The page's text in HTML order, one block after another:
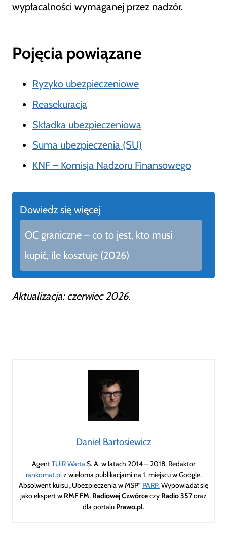
wypłacalności wymaganej przez nadzór.
Pojęcia powiązane
Ryzyko ubezpieczeniowe
Reasekuracja
Składka ubezpieczeniowa
Suma ubezpieczenia (SU)
KNF – Komisja Nadzoru Finansowego
Dowiedz się więcej
OC graniczne – co to jest, kto musi
kupić, ile kosztuje (2026)
Aktualizacja: czerwiec 2026.
Daniel Bartosiewicz
AgentTUiR WartaS. A. w latach 2014 – 2018. Redaktor
rankomat.plz wieloma publikacjami na 1. miejscu w Google.
Absolwent kursu „Ubezpieczenia w MŚP” PARP.Wypowiadał się
jako ekspert w RMF FM, Radiowej Czwórceczy Radio 357oraz
dla portalu Prawo.pl.